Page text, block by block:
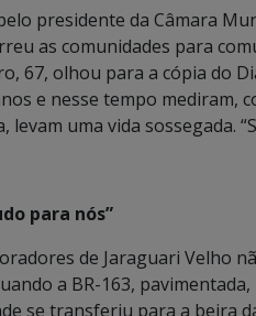
presidente da Câmara
as comunidades para
67, olhou para a cópia do
e nesse tempo mediram,
levam uma vida sossegada.
para nós”
de Jaraguari Velho
a BR-163,
se transferiu para a beira